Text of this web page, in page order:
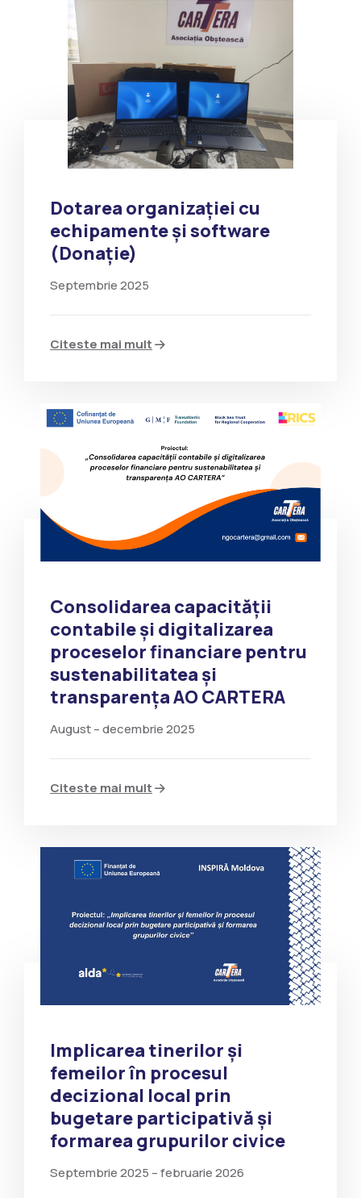
Dotarea organizației cu
echipamente și software
(Donație)
Septembrie 2025
Citeste mai mult
Consolidarea capacității
contabile și digitalizarea
proceselor financiare pentru
sustenabilitatea și
transparența AO CARTERA
August – decembrie 2025
Citeste mai mult
Implicarea tinerilor și
femeilor în procesul
decizional local prin
bugetare participativă și
formarea grupurilor civice
Septembrie 2025 – februarie 2026